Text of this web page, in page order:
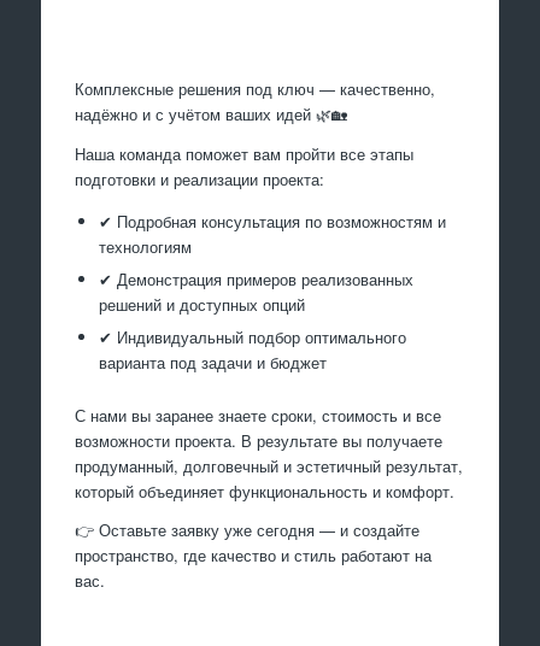
Комплексные решения под ключ — качественно,
надёжно и с учётом ваших идей 🌿🏡
Наша команда поможет вам пройти все этапы
подготовки и реализации проекта:
✔ Подробная консультация по возможностям и
технологиям
✔ Демонстрация примеров реализованных
решений и доступных опций
✔ Индивидуальный подбор оптимального
варианта под задачи и бюджет
С нами вы заранее знаете сроки, стоимость и все
возможности проекта. В результате вы получаете
продуманный, долговечный и эстетичный результат,
который объединяет функциональность и комфорт.
👉 Оставьте заявку уже сегодня — и создайте
пространство, где качество и стиль работают на
вас.